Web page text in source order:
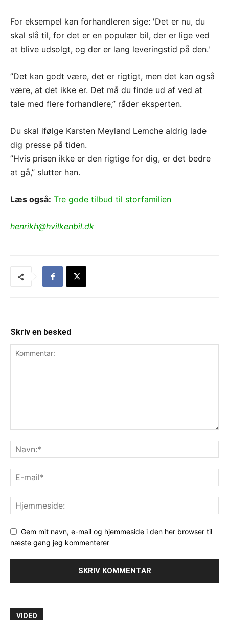
For eksempel kan forhandleren sige: 'Det er nu, du
skal slå til, for det er en populær bil, der er lige ved
at blive udsolgt, og der er lang leveringstid på den.'
”Det kan godt være, det er rigtigt, men det kan også
være, at det ikke er. Det må du finde ud af ved at
tale med flere forhandlere,” råder eksperten.
Du skal ifølge Karsten Meyland Lemche aldrig lade
dig presse på tiden.
”Hvis prisen ikke er den rigtige for dig, er det bedre
at gå,” slutter han.
Læs også: Tre gode tilbud til storfamilien
henrikh@hvilkenbil.dk
Skriv en besked
Gem mit navn, e-mail og hjemmeside i den her browser til
næste gang jeg kommenterer
VIDEO